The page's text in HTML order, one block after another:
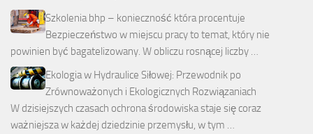
Szkolenia bhp – konieczność która procentuje
Bezpieczeństwo w miejscu pracy to temat, który nie
powinien być bagatelizowany. W obliczu rosnącej liczby …
Ekologia w Hydraulice Siłowej: Przewodnik po
Zrównoważonych i Ekologicznych Rozwiązaniach
W dzisiejszych czasach ochrona środowiska staje się coraz
ważniejsza w każdej dziedzinie przemysłu, w tym …